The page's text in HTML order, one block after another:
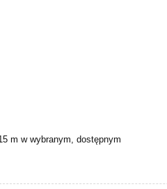
m w wybranym, dostępnym